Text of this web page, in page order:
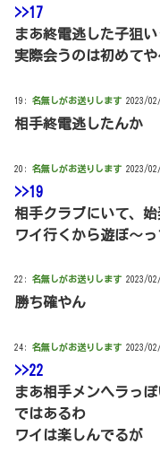
>>17
まあ終電逃した子狙
実際会うのは初めてや
19: 名無しがお送りします 2023/
相手終電逃したんか
20: 名無しがお送りします 2023/
>>19
相手クラブにいて、
ワイ行くから遊ぼ～
22: 名無しがお送りします 2023/
勝ち確やん
24: 名無しがお送りします 2023/
>>22
まあ相手メンヘラっ
ではあるわ
ワイは楽しんでるが